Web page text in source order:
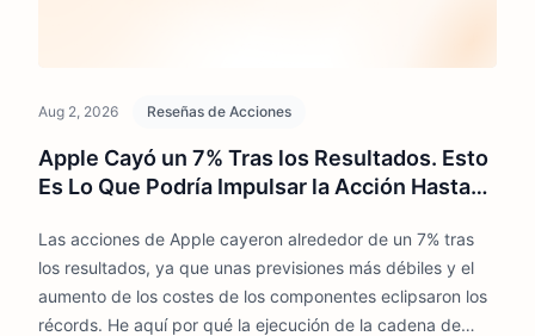
Aug 2, 2026 Reseñas de Acciones
Apple Cayó un 7% Tras los Resultados. Esto
Es Lo Que Podría Impulsar la Acción Hasta
Las acciones de Apple cayeron alrededor de un 7% tras
los resultados, ya que unas previsiones más débiles y el
aumento de los costes de los componentes eclipsaron los
récords. He aquí por qué la ejecución de la cadena de